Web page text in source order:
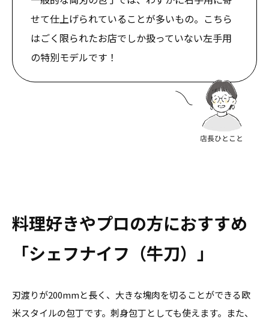
せて仕上げられていることが多いもの。こちら
はごく限られたお店でしか扱っていない左手用
の特別モデルです！
料理好きやプロの方におすすめ
「シェフナイフ（牛刀）」
刃渡りが200mmと長く、大きな塊肉を切ることができる欧
米スタイルの包丁です。刺身包丁としても使えます。また、